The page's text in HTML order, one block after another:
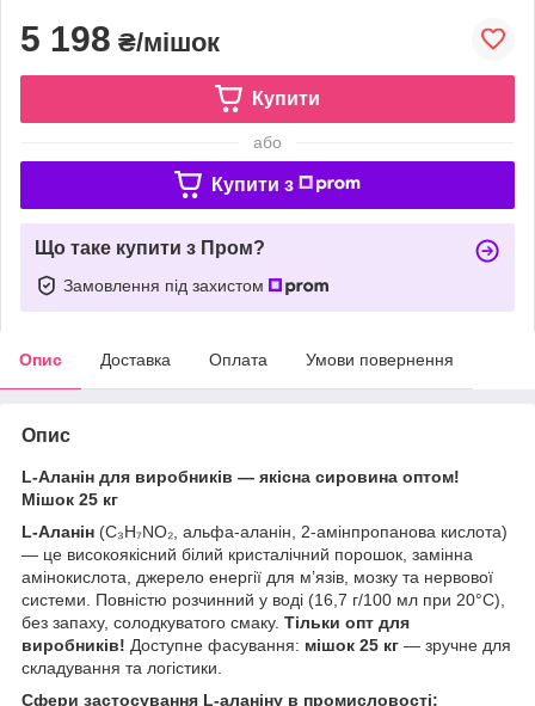
5 198 ₴/мішок
Купити
або
Купити з
Що таке купити з Пром?
Замовлення під захистом
Опис Доставка Оплата Умови повернення
Опис
L-Аланін для виробників — якісна сировина оптом!
Мішок 25 кг
L-Аланін (C₃H₇NO₂, альфа-аланін, 2-амінпропанова кислота)
— це високоякісний білий кристалічний порошок, замінна
амінокислота, джерело енергії для м’язів, мозку та нервової
системи. Повністю розчинний у воді (16,7 г/100 мл при 20°C),
без запаху, солодкуватого смаку. Тільки опт для
виробників! Доступне фасування: мішок 25 кг — зручне для
складування та логістики.
Сфери застосування L-аланіну в промисловості: